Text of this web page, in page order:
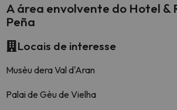
A área envolvente do Hotel &
Peña
Locais de interesse
Musèu dera Val d'Aran
Palai de Gèu de Vielha